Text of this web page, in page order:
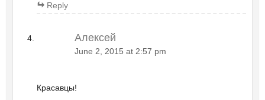
Reply
Алексей
June 2, 2015 at 2:57 pm
Красавцы!